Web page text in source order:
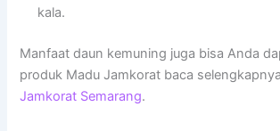
kala.
Manfaat daun kemuning juga bisa Anda
produk Madu Jamkorat baca
Jamkorat Semarang.